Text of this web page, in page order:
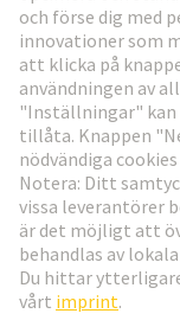
Gå till
Social Media
Sverige